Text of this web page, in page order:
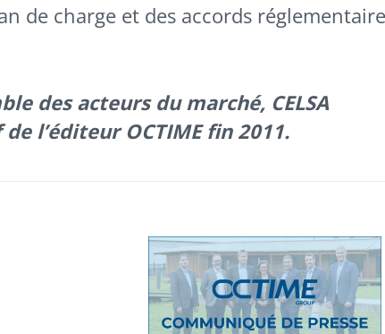
de charge et des accords
des acteurs du marché, CELSA
l’éditeur OCTIME fin 2011.